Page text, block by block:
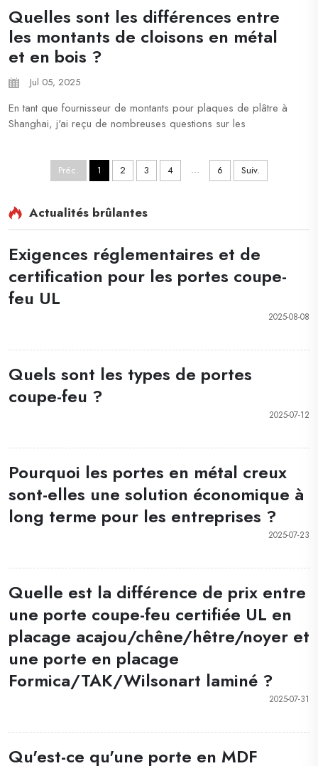
Quelles sont les différences entre
les montants de cloisons en métal
et en bois ?
Jul 05, 2025
En tant que fournisseur de montants pour plaques de plâtre à
Shanghai, j'ai reçu de nombreuses questions sur les
le bon montant est essentiel pour la réussite du pro...
Préc. 1 2 3 4 ... 6 Suiv.
Actualités brûlantes
Exigences réglementaires et de
certification pour les portes coupe-
feu UL
2025-08-08
Quels sont les types de portes
coupe-feu ?
2025-07-12
Pourquoi les portes en métal creux
sont-elles une solution économique à
long terme pour les entreprises ?
2025-07-23
Quelle est la différence de prix entre
une porte coupe-feu certifiée UL en
placage acajou/chêne/hêtre/noyer et
une porte en placage
Formica/TAK/Wilsonart laminé ?
2025-07-31
Qu'est-ce qu'une porte en MDF